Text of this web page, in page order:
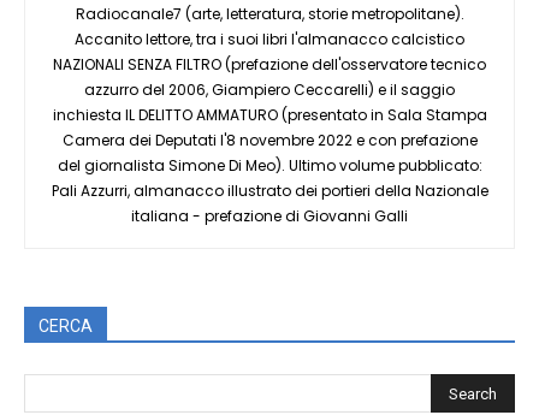
Radiocanale7 (arte, letteratura, storie metropolitane).
Accanito lettore, tra i suoi libri l'almanacco calcistico
NAZIONALI SENZA FILTRO (prefazione dell'osservatore tecnico
azzurro del 2006, Giampiero Ceccarelli) e il saggio
inchiesta IL DELITTO AMMATURO (presentato in Sala Stampa
Camera dei Deputati l'8 novembre 2022 e con prefazione
del giornalista Simone Di Meo). Ultimo volume pubblicato:
Pali Azzurri, almanacco illustrato dei portieri della Nazionale
italiana - prefazione di Giovanni Galli
CERCA